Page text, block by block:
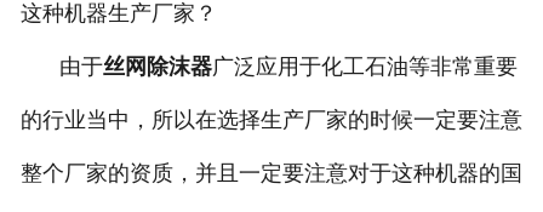
联系我们
这种机器生产厂家？
由于丝网除沫器广泛应用于化工石油等非常重要
的行业当中，所以在选择生产厂家的时候一定要注意
整个厂家的资质，并且一定要注意对于这种机器的国